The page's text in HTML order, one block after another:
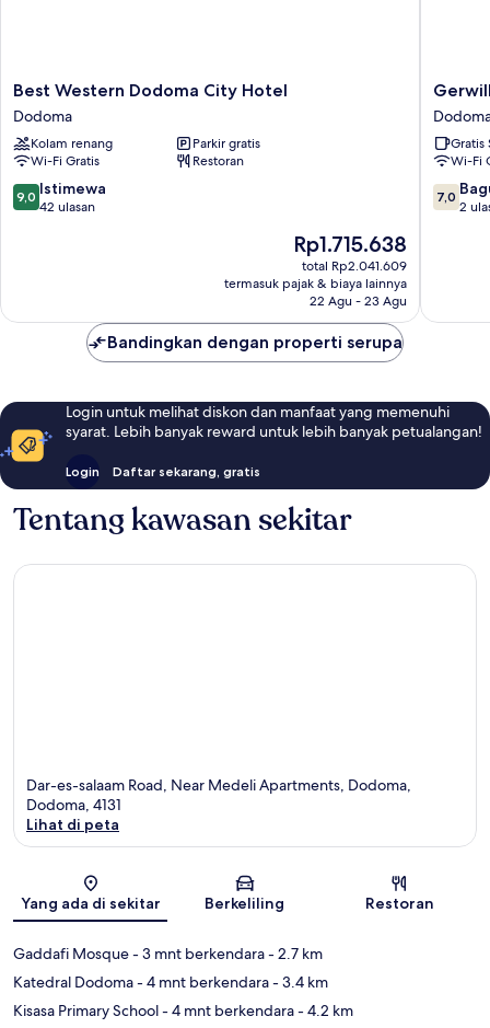
Best
Western
Dodoma
City
Hotel
Dodoma
Best Western Dodoma City Hotel
Dodoma
Kolam renang
Parkir gratis
Wi-Fi Gratis
Restoran
9.0
dari
9,0 Istimewa
42 ulasan
Harga
sekarang
Rp1.715.638
Rp1.715.638
total Rp2.041.609
termasuk pajak & biaya lainnya
22 Agu - 23 Agu
Gerwill
Hotel
Dodoma
Gratis
Wi-Fi
7.0
dari
7,0
2
Bandingkan dengan properti serupa
Login untuk melihat diskon dan manfaat yang memenuhi
syarat. Lebih banyak reward untuk lebih banyak petualangan!
Login Daftar sekarang, gratis
Tentang kawasan sekitar
Dar-es-salaam Road, Near Medeli Apartments, Dodoma,
Dodoma, 4131
Lihat di peta
Yang ada di sekitar Berkeliling Restoran
Gaddafi Mosque- 3 mnt berkendara- 2.7 km
Katedral Dodoma- 4 mnt berkendara- 3.4 km
Kisasa Primary School- 4 mnt berkendara- 4.2 km